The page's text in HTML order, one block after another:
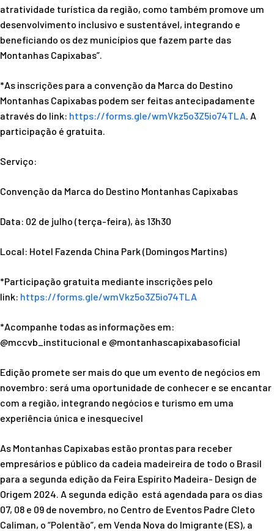
atratividade turística da região, como também promove um
desenvolvimento inclusivo e sustentável, integrando e
beneficiando os dez municípios que fazem parte das
Montanhas Capixabas”.
*As inscrições para a convenção da Marca do Destino
Montanhas Capixabas podem ser feitas antecipadamente
através do link: https://forms.gle/wmVkz5o3Z5io74TLA. A
participação é gratuita.
Serviço:
Convenção da Marca do Destino Montanhas Capixabas
Data: 02 de julho (terça-feira), às 13h30
Local: Hotel Fazenda China Park (Domingos Martins)
*Participação gratuita mediante inscrições pelo
link: https://forms.gle/wmVkz5o3Z5io74TLA
*Acompanhe todas as informações em:
@mccvb_institucional e @montanhascapixabasoficial
Edição promete ser mais do que um evento de negócios em
novembro: será uma oportunidade de conhecer e se encantar
com a região, integrando negócios e turismo em uma
experiência única e inesquecível
As Montanhas Capixabas estão prontas para receber
empresários e público da cadeia madeireira de todo o Brasil
para a segunda edição da Feira Espírito Madeira- Design de
Origem 2024. A segunda edição está agendada para os dias
07, 08 e 09 de novembro, no Centro de Eventos Padre Cleto
Caliman, o “Polentão”, em Venda Nova do Imigrante (ES), a